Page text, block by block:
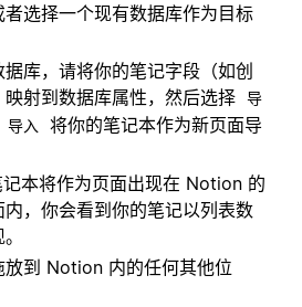
者选择一个现有数据库作为目标
库，请将你的笔记字段（如创
射到数据库属性，然后选择 导
导入
将你的笔记本作为新页面导
本将作为页面出现在 Notion 的
，你会看到你的笔记以列表数
放到 Notion 内的任何其他位